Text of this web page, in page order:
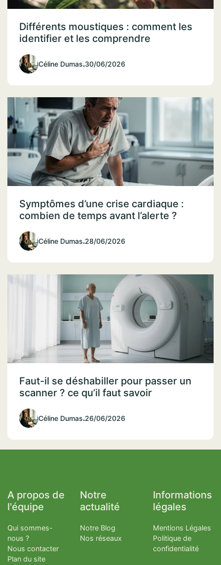
Différents moustiques : comment les
identifier et les comprendre
Céline Dumas.30/06/2026
Symptômes d’une crise cardiaque :
combien de temps avant l’alerte ?
Céline Dumas.28/06/2026
Faut-il se déshabiller pour passer un
scanner ? ce qu’il faut savoir
Céline Dumas.26/06/2026
A propos de
l'équipe
Qui sommes-
nous ?
Nous contacter
Plan du site
Notre
actualité
Notre Blog
Nos réseaux
Informations
légales
Mentions Légales
Politique de
confidentialité